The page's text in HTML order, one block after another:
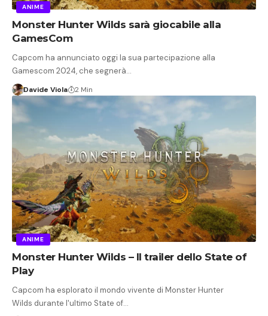
ANIME
Monster Hunter Wilds sarà giocabile alla
GamesCom
Capcom ha annunciato oggi la sua partecipazione alla
Gamescom 2024, che segnerà…
Davide Viola 2 Min
ANIME
Monster Hunter Wilds – Il trailer dello State of
Play
Capcom ha esplorato il mondo vivente di Monster Hunter
Wilds durante l'ultimo State of…